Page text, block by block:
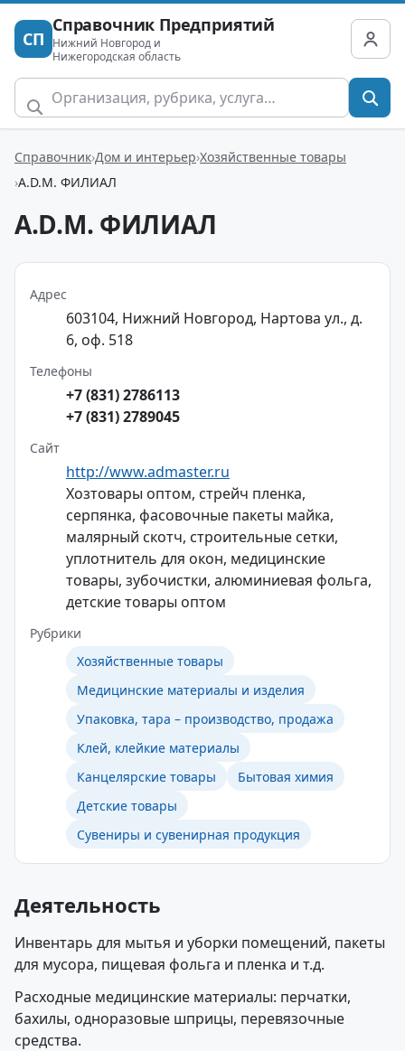
СП
Справочник Предприятий
Нижний Новгород и
Нижегородская область
Справочник Дом и интерьер Хозяйственные товары
A.D.М. ФИЛИАЛ
A.D.М. ФИЛИАЛ
Адрес
603104, Нижний Новгород, Нартова ул., д.
6, оф. 518
Телефоны
+7 (831) 2786113
+7 (831) 2789045
Сайт
http://www.admaster.ru
Хозтовары оптом, стрейч пленка,
серпянка, фасовочные пакеты майка,
малярный скотч, строительные сетки,
уплотнитель для окон, медицинские
товары, зубочистки, алюминиевая фольга,
детские товары оптом
Рубрики
Хозяйственные товары
Медицинские материалы и изделия
Упаковка, тара – производство, продажа
Клей, клейкие материалы
Канцелярские товары
Бытовая химия
Детские товары
Сувениры и сувенирная продукция
Деятельность
Инвентарь для мытья и уборки помещений, пакеты
для мусора, пищевая фольга и пленка и т.д.
Расходные медицинские материалы: перчатки,
бахилы, одноразовые шприцы, перевязочные
средства.